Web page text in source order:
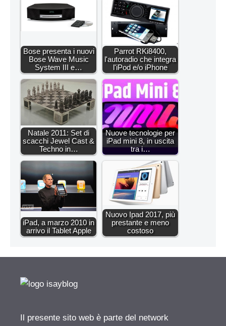
Bose presenta i nuovi
Bose Wave Music
System III e…
Parrot RKi8400,
l'autoradio che integra
l'iPod e/o iPhone
Natale 2011: Set di
scacchi Jewel Cast &
Techno in…
Nuove tecnologie per
iPad mini 8, in uscita
tra i…
iPad, a marzo 2010 in
arrivo il Tablet Apple
Nuovo Ipad 2017, più
prestante e meno
costoso
Il presente sito web è parte del network